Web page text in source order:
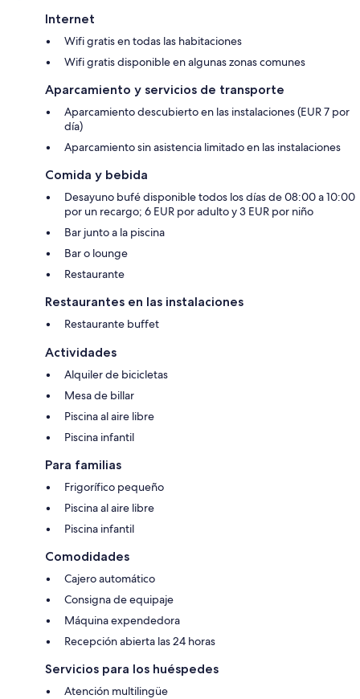
Internet
Wifi gratis en todas las habitaciones
Wifi gratis disponible en algunas zonas comunes
Aparcamiento y servicios de transporte
Aparcamiento descubierto en las instalaciones (EUR 7 por
día)
Aparcamiento sin asistencia limitado en las instalaciones
Comida y bebida
Desayuno bufé disponible todos los días de 08:00 a 10:00
por un recargo; 6 EUR por adulto y 3 EUR por niño
Bar junto a la piscina
Bar o lounge
Restaurante
Restaurantes en las instalaciones
Restaurante buffet
Actividades
Alquiler de bicicletas
Mesa de billar
Piscina al aire libre
Piscina infantil
Para familias
Frigorífico pequeño
Piscina al aire libre
Piscina infantil
Comodidades
Cajero automático
Consigna de equipaje
Máquina expendedora
Recepción abierta las 24 horas
Servicios para los huéspedes
Atención multilingüe